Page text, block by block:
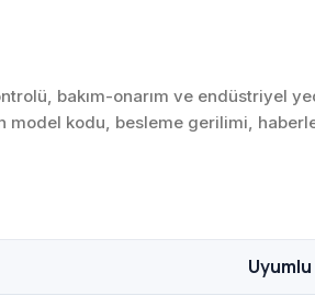
bakım-onarım ve endüstriyel
kodu, besleme gerilimi,
Uyumlu